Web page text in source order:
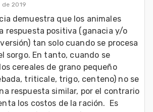
2019
demuestra que los animales
respuesta positiva (ganacia y/o
tan solo cuando se procesa
sorgo. En tanto, cuando se
cereales de grano pequeño
triticale, trigo, centeno) no se
respuesta similar, por el contrario
los costos de la ración.  Es